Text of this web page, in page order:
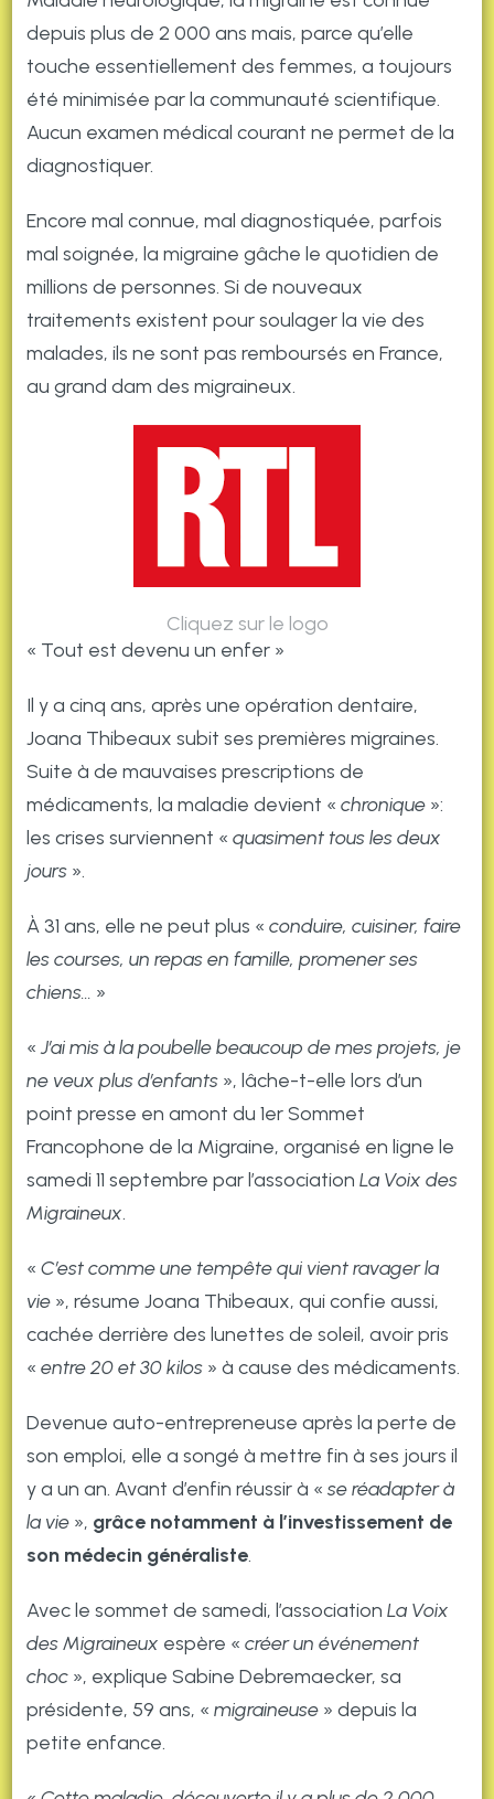
depuis plus de 2 000 ans mais, parce qu’elle
touche essentiellement des femmes, a toujours
été minimisée par la communauté scientifique.
Aucun examen médical courant ne permet de la
diagnostiquer.
Encore mal connue, mal diagnostiquée, parfois
mal soignée, la migraine gâche le quotidien de
millions de personnes. Si de nouveaux
traitements existent pour soulager la vie des
malades, ils ne sont pas remboursés en France,
au grand dam des migraineux.
Cliquez sur le logo
« Tout est devenu un enfer »
Il y a cinq ans, après une opération dentaire,
Joana Thibeaux subit ses premières migraines.
Suite à de mauvaises prescriptions de
médicaments, la maladie devient « chronique»:
les crises surviennent « quasiment tous les deux
jours».
À 31 ans, elle ne peut plus « conduire, cuisiner, faire
les courses, un repas en famille, promener ses
chiens… »
«J’ai mis à la poubelle beaucoup de mes projets, je
ne veux plus d’enfants», lâche-t-elle lors d’un
point presse en amont du 1er Sommet
Francophone de la Migraine, organisé en ligne le
samedi 11 septembre par l’association La Voix des
Migraineux.
« C’est comme une tempête qui vient ravager la
vie», résume Joana Thibeaux, qui confie aussi,
cachée derrière des lunettes de soleil, avoir pris
« entre 20 et 30 kilos» à cause des médicaments.
Devenue auto-entrepreneuse après la perte de
son emploi, elle a songé à mettre fin à ses jours il
y a un an. Avant d’enfin réussir à « se réadapter à
la vie», grâce notamment à l’investissement de
son médecin généraliste.
Avec le sommet de samedi, l’association La Voix
des Migraineux espère « créer un événement
choc», explique Sabine Debremaecker, sa
présidente, 59 ans, « migraineuse» depuis la
petite enfance.